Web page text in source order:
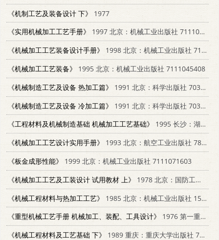
《机制工艺及装备设计 下》
1977
《实用机械加工工艺手册》
1997 北京：机械工业出版社 7111052625
《机械加工工艺装备设计手册》
1998 北京：机械工业出版社 7111058577
《机械加工工艺装备》
1995 北京：机械工业出版社 7111045408
《机械制造工艺及设备 热加工篇》
1991 北京：科学出版社 7030027868
《机械制造工艺及设备 冷加工篇》
1991 北京：科学出版社 7030027728
《工程材料及机械制造基础 机械加工工艺基础》
1995 长沙：湖南科学技术出版社 7535717578
《机械加工工艺设计实用手册》
1993 北京：航空工业出版社 7800466043
《板金成形性能》
1999 北京：机械工业出版社 7111071603
《机械加工工艺及工装设计 试用教材 上》
1978 北京：国防工业出版社
《机械工程材料与热加工工艺》
1985 北京：机械工业出版社 15033·5725
《重型机械工艺手册 机械加工、装配、工具设计》
1976 第一重型机器厂
《机械工程材料及工艺基础 下》
1989 重庆：重庆大学出版社 7562401241